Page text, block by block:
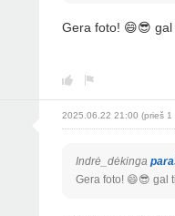
Gera foto! 😄😎 gal
2025.06.22 21:00 (prieš 1
Indrė_dėkinga
Gera foto! 😄😎 gal